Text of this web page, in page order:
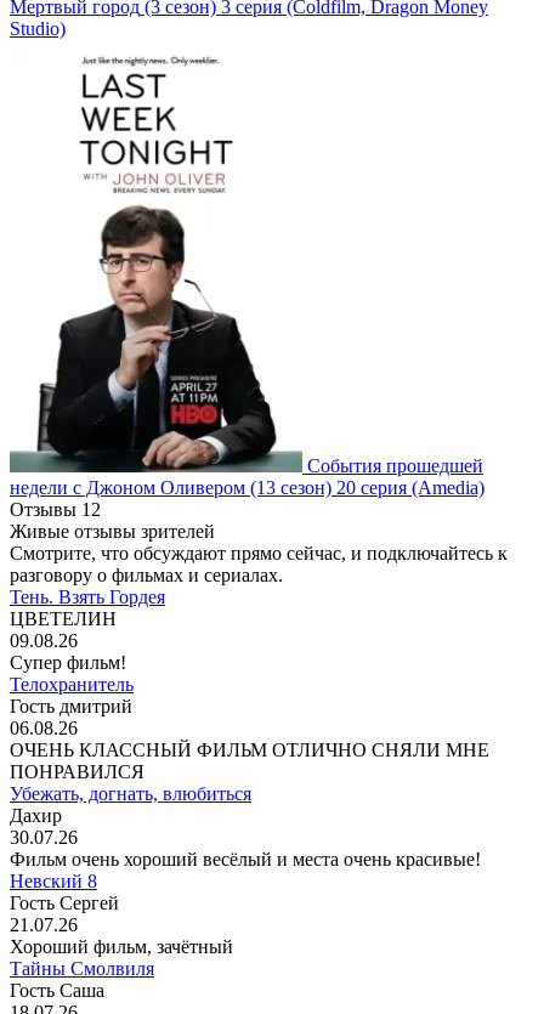
Мертвый город (3 сезон) 3 серия (Coldfilm, Dragon Money
Studio)
События прошедшей
недели с Джоном Оливером (13 сезон) 20 серия (Amedia)
Отзывы 12
Живые отзывы зрителей
Смотрите, что обсуждают прямо сейчас, и подключайтесь к
разговору о фильмах и сериалах.
Тень. Взять Гордея
ЦВЕТЕЛИН
09.08.26
Супер фильм!
Телохранитель
Гость дмитрий
06.08.26
ОЧЕНЬ КЛАССНЫЙ ФИЛЬМ ОТЛИЧНО СНЯЛИ МНЕ
ПОНРАВИЛСЯ
Убежать, догнать, влюбиться
Дахир
30.07.26
Фильм очень хороший весёлый и места очень красивые!
Невский 8
Гость Сергей
21.07.26
Хороший фильм, зачётный
Тайны Смолвиля
Гость Саша